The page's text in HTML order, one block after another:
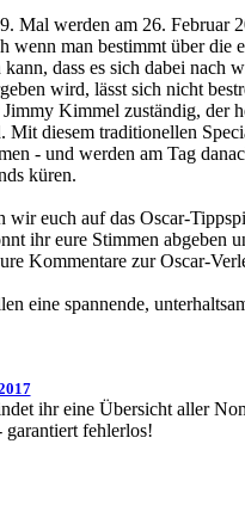
Mal werden am 26. Februar
wenn man bestimmt über die
dass es sich dabei nach
wird, lässt sich nicht
Kimmel zuständig, der
Mit diesem traditionellen
- und werden am Tag
küren.
wir euch auf das Oscar-
ihr eure Stimmen abgeben
Kommentare zur Oscar-
eine spannende,
ihr eine Übersicht aller
fehlerlos!